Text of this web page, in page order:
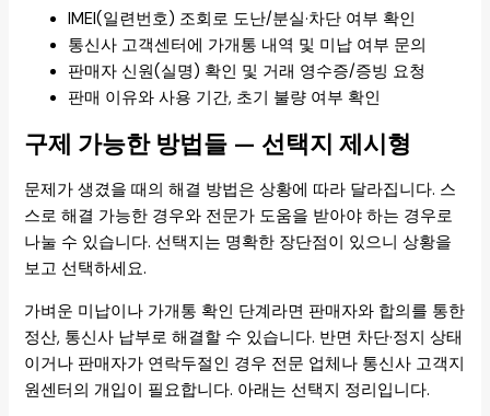
IMEI(일련번호) 조회로 도난/분실·차단 여부 확인
통신사 고객센터에 가개통 내역 및 미납 여부 문의
판매자 신원(실명) 확인 및 거래 영수증/증빙 요청
판매 이유와 사용 기간, 초기 불량 여부 확인
구제 가능한 방법들 — 선택지 제시형
문제가 생겼을 때의 해결 방법은 상황에 따라 달라집니다. 스
스로 해결 가능한 경우와 전문가 도움을 받아야 하는 경우로
나눌 수 있습니다. 선택지는 명확한 장단점이 있으니 상황을
보고 선택하세요.
가벼운 미납이나 가개통 확인 단계라면 판매자와 합의를 통한
정산, 통신사 납부로 해결할 수 있습니다. 반면 차단·정지 상태
이거나 판매자가 연락두절인 경우 전문 업체나 통신사 고객지
원센터의 개입이 필요합니다. 아래는 선택지 정리입니다.